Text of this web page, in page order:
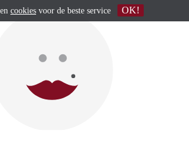
cookies voor de beste service OK!